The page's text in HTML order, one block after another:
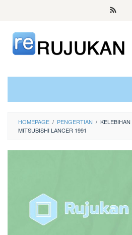
content
HOMEPAGE / PENGERTIAN /
MITSUBISHI LANCER 1991